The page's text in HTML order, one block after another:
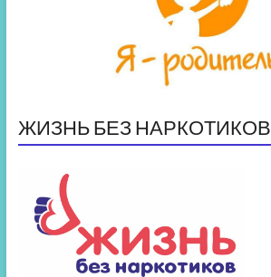
ЖИЗНЬ БЕЗ НАРКОТИКОВ